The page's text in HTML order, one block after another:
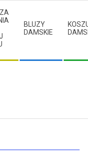
BLUZY
DAMSKIE